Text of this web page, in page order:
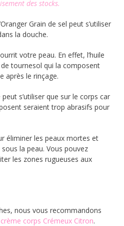
des stocks.
Grain de sel peut s’utiliser
la douche.
votre peau. En effet, l’huile
de tournesol qui la composent
après le rinçage.
s’utiliser que sur le corps car
seraient trop abrasifs pour
éliminer les peaux mortes et
la peau. Vous pouvez
les zones rugueuses aux
nous vous recommandons
crème corps Crémeux Citron.